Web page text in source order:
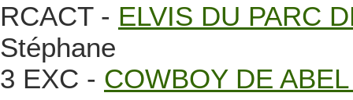
RCACT - ELVIS DU PARC
Stéphane
3 EXC - COWBOY DE